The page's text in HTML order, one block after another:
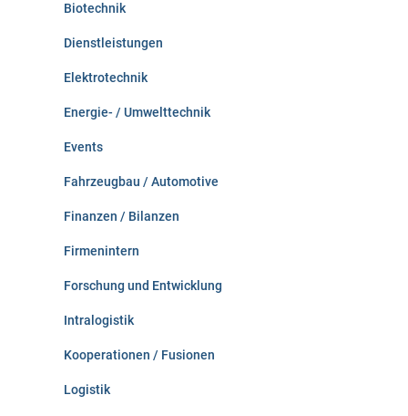
Biotechnik
Dienstleistungen
Elektrotechnik
Energie- / Umwelttechnik
Events
Fahrzeugbau / Automotive
Finanzen / Bilanzen
Firmenintern
Forschung und Entwicklung
Intralogistik
Kooperationen / Fusionen
Logistik